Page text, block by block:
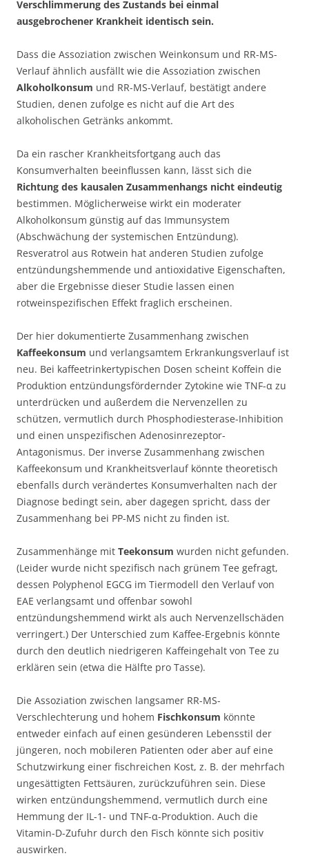
Verschlimmerung des Zustands bei einmal
ausgebrochener Krankheit identisch sein.
Dass die Assoziation zwischen Weinkonsum und RR-MS-
Verlauf ähnlich ausfällt wie die Assoziation zwischen
Alkoholkonsum und RR-MS-Verlauf, bestätigt andere
Studien, denen zufolge es nicht auf die Art des
alkoholischen Getränks ankommt.
Da ein rascher Krankheitsfortgang auch das
Konsumverhalten beeinflussen kann, lässt sich die
Richtung des kausalen Zusammenhangs nicht eindeutig
bestimmen. Möglicherweise wirkt ein moderater
Alkoholkonsum günstig auf das Immunsystem
(Abschwächung der systemischen Entzündung).
Resveratrol aus Rotwein hat anderen Studien zufolge
entzündungshemmende und antioxidative Eigenschaften,
aber die Ergebnisse dieser Studie lassen einen
rotweinspezifischen Effekt fraglich erscheinen.
Der hier dokumentierte Zusammenhang zwischen
Kaffeekonsum und verlangsamtem Erkrankungsverlauf ist
neu. Bei kaffeetrinkertypischen Dosen scheint Koffein die
Produktion entzündungsfördernder Zytokine wie TNF-α zu
unterdrücken und außerdem die Nervenzellen zu
schützen, vermutlich durch Phosphodiesterase-Inhibition
und einen unspezifischen Adenosinrezeptor-
Antagonismus. Der inverse Zusammenhang zwischen
Kaffeekonsum und Krankheitsverlauf könnte theoretisch
ebenfalls durch verändertes Konsumverhalten nach der
Diagnose bedingt sein, aber dagegen spricht, dass der
Zusammenhang bei PP-MS nicht zu finden ist.
Zusammenhänge mit Teekonsum wurden nicht gefunden.
(Leider wurde nicht spezifisch nach grünem Tee gefragt,
dessen Polyphenol EGCG im Tiermodell den Verlauf von
EAE verlangsamt und offenbar sowohl
entzündungshemmend wirkt als auch Nervenzellschäden
verringert.) Der Unterschied zum Kaffee-Ergebnis könnte
durch den deutlich niedrigeren Kaffeingehalt von Tee zu
erklären sein (etwa die Hälfte pro Tasse).
Die Assoziation zwischen langsamer RR-MS-
Verschlechterung und hohem Fischkonsum könnte
entweder einfach auf einen gesünderen Lebensstil der
jüngeren, noch mobileren Patienten oder aber auf eine
Schutzwirkung einer fischreichen Kost, z. B. der mehrfach
ungesättigten Fettsäuren, zurückzuführen sein. Diese
wirken entzündungshemmend, vermutlich durch eine
Hemmung der IL-1- und TNF-α-Produktion. Auch die
Vitamin-D-Zufuhr durch den Fisch könnte sich positiv
auswirken.